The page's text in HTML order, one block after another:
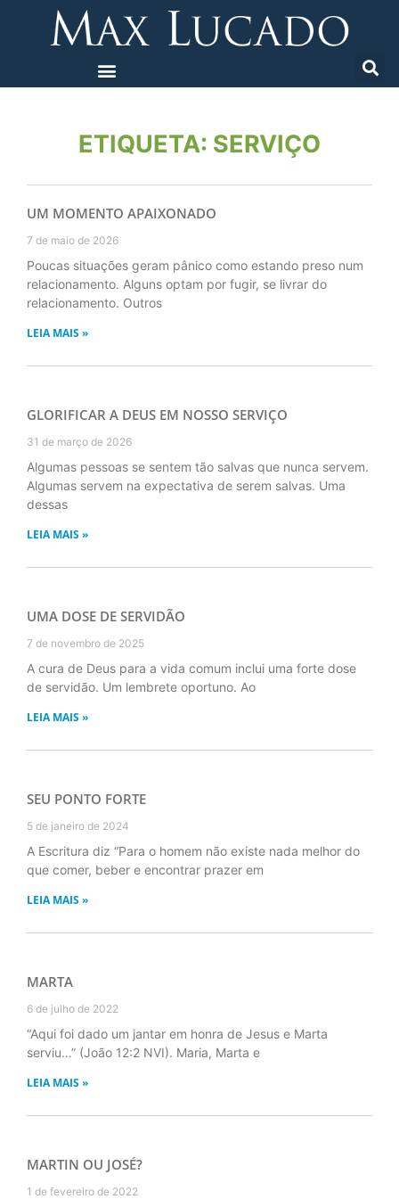
ETIQUETA: SERVIÇO
UM MOMENTO APAIXONADO
7 de maio de 2026
Poucas situações geram pânico como estando preso num
relacionamento. Alguns optam por fugir, se livrar do
relacionamento. Outros
LEIA MAIS »
GLORIFICAR A DEUS EM NOSSO SERVIÇO
31 de março de 2026
Algumas pessoas se sentem tão salvas que nunca servem.
Algumas servem na expectativa de serem salvas. Uma
dessas
LEIA MAIS »
UMA DOSE DE SERVIDÃO
7 de novembro de 2025
A cura de Deus para a vida comum inclui uma forte dose
de servidão. Um lembrete oportuno. Ao
LEIA MAIS »
SEU PONTO FORTE
5 de janeiro de 2024
A Escritura diz “Para o homem não existe nada melhor do
que comer, beber e encontrar prazer em
LEIA MAIS »
MARTA
6 de julho de 2022
“Aqui foi dado um jantar em honra de Jesus e Marta
serviu…” (João 12:2 NVI). Maria, Marta e
LEIA MAIS »
MARTIN OU JOSÉ?
1 de fevereiro de 2022